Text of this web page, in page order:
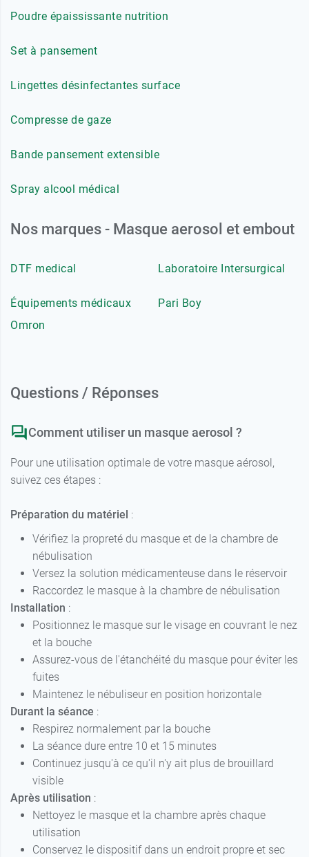
Poudre épaississante nutrition
Set à pansement
Lingettes désinfectantes surface
Compresse de gaze
Bande pansement extensible
Spray alcool médical
Nos marques - Masque aerosol et embout
DTF medical Laboratoire Intersurgical
Équipements médicaux
Omron
Pari Boy
Questions / Réponses
Comment utiliser un masque aerosol ?
Pour une utilisation optimale de votre masque aérosol,
suivez ces étapes :
Préparation du matériel :
Vérifiez la propreté du masque et de la chambre de
nébulisation
Versez la solution médicamenteuse dans le réservoir
Raccordez le masque à la chambre de nébulisation
Installation :
Positionnez le masque sur le visage en couvrant le nez
et la bouche
Assurez-vous de l'étanchéité du masque pour éviter les
fuites
Maintenez le nébuliseur en position horizontale
Durant la séance :
Respirez normalement par la bouche
La séance dure entre 10 et 15 minutes
Continuez jusqu'à ce qu'il n'y ait plus de brouillard
visible
Après utilisation :
Nettoyez le masque et la chambre après chaque
utilisation
Conservez le dispositif dans un endroit propre et sec